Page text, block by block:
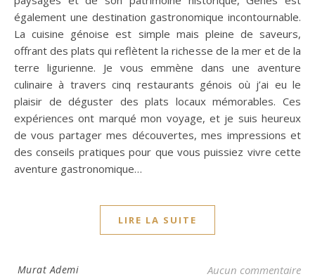
également une destination gastronomique incontournable.
La cuisine génoise est simple mais pleine de saveurs,
offrant des plats qui reflètent la richesse de la mer et de la
terre ligurienne. Je vous emmène dans une aventure
culinaire à travers cinq restaurants génois où j’ai eu le
plaisir de déguster des plats locaux mémorables. Ces
expériences ont marqué mon voyage, et je suis heureux
de vous partager mes découvertes, mes impressions et
des conseils pratiques pour que vous puissiez vivre cette
aventure gastronomique…
LIRE LA SUITE
Murat Ademi Aucun commentaire